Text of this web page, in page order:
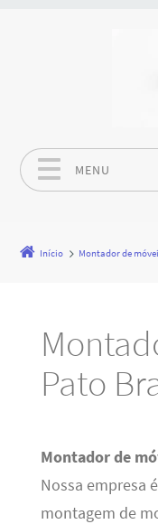
MENU
Início Montador de
Pato
Montador de
Nossa empresa
montagem de